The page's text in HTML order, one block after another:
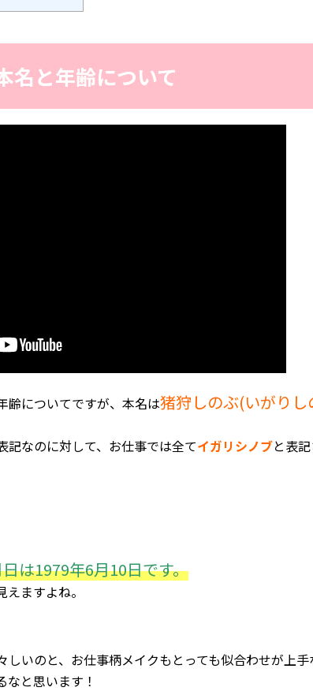
名と年齢について
齢についてですが、本名は猪狩しのぶ(いがりし
記なのに対して、お仕事では全てイガリシノブと表
は1979年6月10日です。
ますよね。
しいのと、お仕事柄メイクもとっても似合わせが上
と思います！